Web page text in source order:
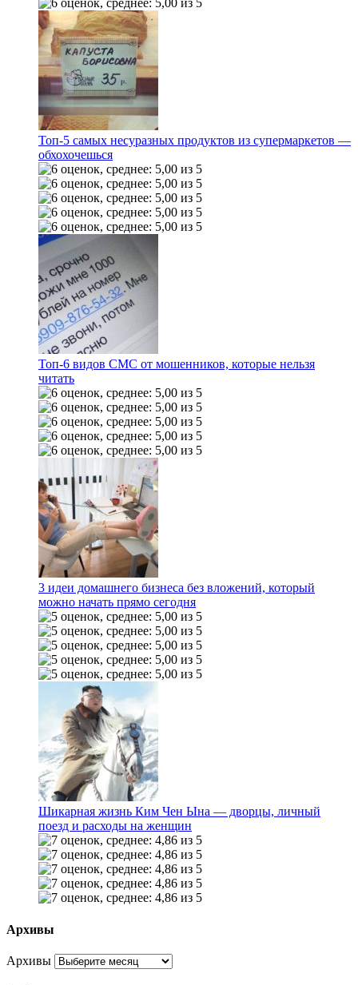
Топ-5 самых несуразных продуктов из супермаркетов —
обхохочешься
Топ-6 видов СМС от мошенников, которые нельзя
читать
3 идеи домашнего бизнеса без вложений, который
можно начать прямо сегодня
Шикарная жизнь Ким Чен Ына — дворцы, личный
поезд и расходы на женщин
Архивы
Архивы